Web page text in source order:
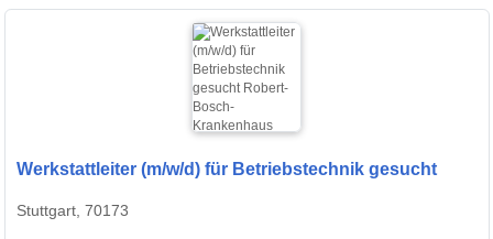
Werkstattleiter (m/w/d) für Betriebstechnik gesucht
Stuttgart, 70173